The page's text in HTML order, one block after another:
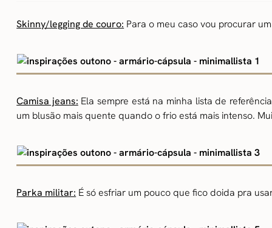
Skinny/legging de couro: Para o meu caso vou procurar
Camisa jeans: Ela sempre está na minha lista de
um blusão mais quente quando o frio está mais intenso.
Parka militar: É só esfriar um pouco que fico doida pra